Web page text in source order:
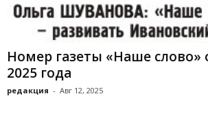
Номер газеты «Наше слово»
2025 года
редакция - Авг 12, 2025